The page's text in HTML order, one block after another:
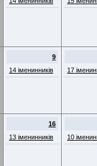
9
14 іменинників
17
16
13 іменинників
10